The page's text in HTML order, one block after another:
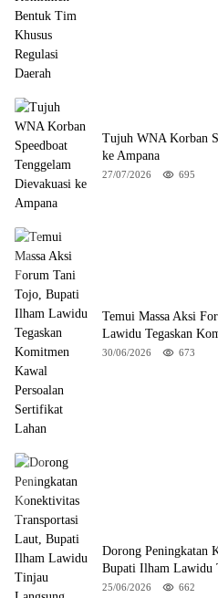
Tujuh WNA Korban
ke Ampana
27/07/2026 695
Temui Massa Aksi
Lawidu Tegaskan
Lahan
30/06/2026 673
Dorong Peningkatan
Bupati Ilham Lawidu
Pembangunan
25/06/2026 662